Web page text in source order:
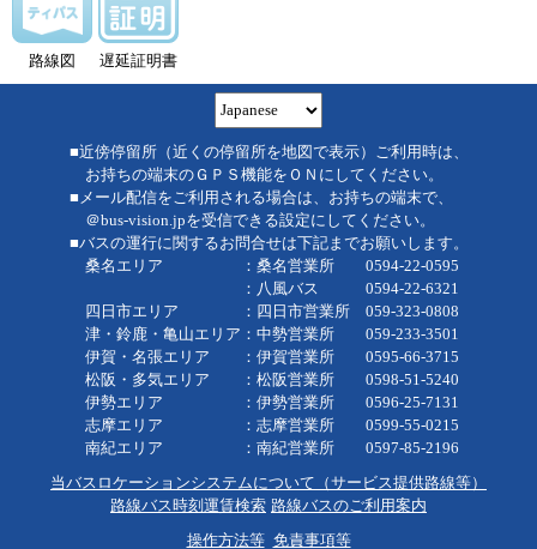
路線図 遅延証明書
■近傍停留所（近くの停留所を地図で表示）ご利用時は、
お持ちの端末のＧＰＳ機能をＯＮにしてください。
■メール配信をご利用される場合は、お持ちの端末で、
＠bus-vision.jpを受信できる設定にしてください。
■バスの運行に関するお問合せは下記までお願いします。
桑名エリア ：桑名営業所 0594-22-0595
：八風バス 0594-22-6321
四日市エリア ：四日市営業所 059-323-0808
津・鈴鹿・亀山エリア：中勢営業所 059-233-3501
伊賀・名張エリア ：伊賀営業所 0595-66-3715
松阪・多気エリア ：松阪営業所 0598-51-5240
伊勢エリア ：伊勢営業所 0596-25-7131
志摩エリア ：志摩営業所 0599-55-0215
南紀エリア ：南紀営業所 0597-85-2196
当バスロケーションシステムについて（サービス提供路線等）
路線バス時刻運賃検索 路線バスのご利用案内
操作方法等 免責事項等